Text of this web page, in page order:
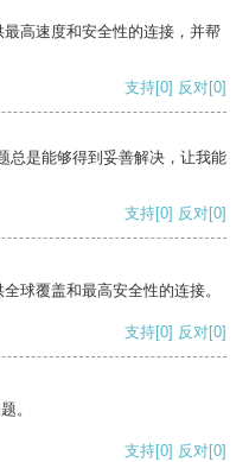
高速度和安全性的连接，并帮
支持[0] 反对[0]
总是能够得到妥善解决，让我能
支持[0] 反对[0]
球覆盖和最高安全性的连接。
支持[0] 反对[0]
。
支持[0] 反对[0]